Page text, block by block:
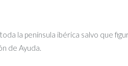
la península ibérica salvo que
de Ayuda.